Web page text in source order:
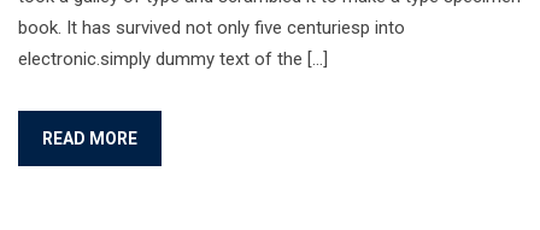
book. It has survived not only five centuriesp into
electronic.simply dummy text of the […]
READ MORE